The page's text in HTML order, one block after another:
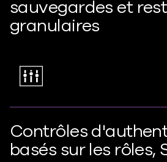
sauvegardes et
granulaires
Contrôles
basés sur les rôles,